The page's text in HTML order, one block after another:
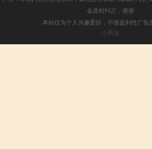
会及时纠正，谢谢
本站仅为个人兴趣爱好，不接盈利性广告
小男孩